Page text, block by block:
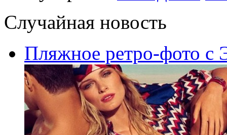
Случайная новость
Пляжное ретро-фото с